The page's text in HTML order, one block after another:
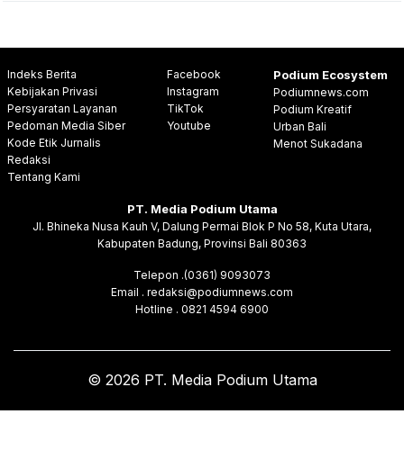
Indeks Berita
Kebijakan Privasi
Persyaratan Layanan
Pedoman Media Siber
Kode Etik Jurnalis
Redaksi
Tentang Kami
Facebook
Instagram
TikTok
Youtube
Podium Ecosystem
Podiumnews.com
Podium Kreatif
Urban Bali
Menot Sukadana
PT. Media Podium Utama
Jl. Bhineka Nusa Kauh V, Dalung Permai Blok P No 58, Kuta Utara,
Kabupaten Badung, Provinsi Bali 80363
Telepon .(0361) 9093073
Email . redaksi@podiumnews.com
Hotline . 0821 4594 6900
© 2026 PT. Media Podium Utama